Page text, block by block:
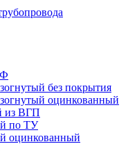
без покрытия
оцинкованный
из ВГП
по ТУ
оцинкованный